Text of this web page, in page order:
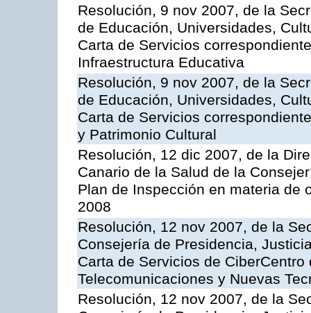
Resolución, 9 nov 2007, de la
de Educación, Universidades,
Carta de Servicios
Infraestructura Educativa
Resolución, 9 nov 2007, de la
de Educación, Universidades,
Carta de Servicios
y Patrimonio Cultural
Resolución, 12 dic 2007, de la
Canario de la Salud de la
Plan de Inspección en materia de
2008
Resolución, 12 nov 2007, de la
Consejería de Presidencia,
Carta de Servicios de
Telecomunicaciones y Nuevas
Resolución, 12 nov 2007, de la